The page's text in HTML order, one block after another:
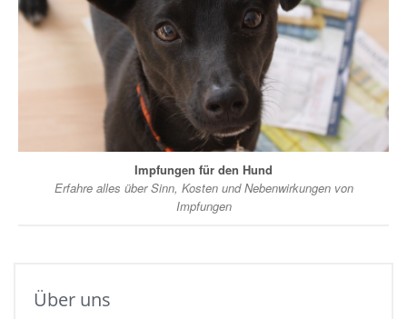
Impfungen für den Hund
Erfahre alles über Sinn, Kosten und Nebenwirkungen von
Impfungen
Über uns